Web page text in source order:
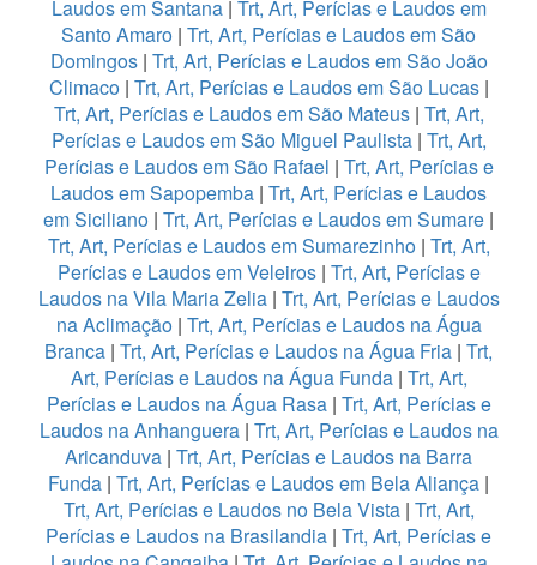
Laudos em Santana| Trt, Art, Perícias e Laudos em
Santo Amaro | Trt, Art, Perícias e Laudos em São
Domingos| Trt, Art, Perícias e Laudos em São João
Climaco| Trt, Art, Perícias e Laudos em São Lucas|
Trt, Art, Perícias e Laudos em São Mateus | Trt, Art,
Perícias e Laudos em São Miguel Paulista| Trt, Art,
Perícias e Laudos em São Rafael | Trt, Art, Perícias e
Laudos em Sapopemba | Trt, Art, Perícias e Laudos
em Siciliano | Trt, Art, Perícias e Laudos em Sumare |
Trt, Art, Perícias e Laudos em Sumarezinho| Trt, Art,
Perícias e Laudos em Veleiros| Trt, Art, Perícias e
Laudos na Vila Maria Zelia| Trt, Art, Perícias e Laudos
na Aclimação| Trt, Art, Perícias e Laudos na Água
Branca | Trt, Art, Perícias e Laudos na Água Fria | Trt,
Art, Perícias e Laudos na Água Funda| Trt, Art,
Perícias e Laudos na Água Rasa | Trt, Art, Perícias e
Laudos na Anhanguera| Trt, Art, Perícias e Laudos na
Aricanduva | Trt, Art, Perícias e Laudos na Barra
Funda | Trt, Art, Perícias e Laudos em Bela Aliança |
Trt, Art, Perícias e Laudos no Bela Vista| Trt, Art,
Perícias e Laudos na Brasilandia | Trt, Art, Perícias e